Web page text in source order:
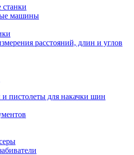
машины
расстояний, длин и углов
пистолеты для накачки шин